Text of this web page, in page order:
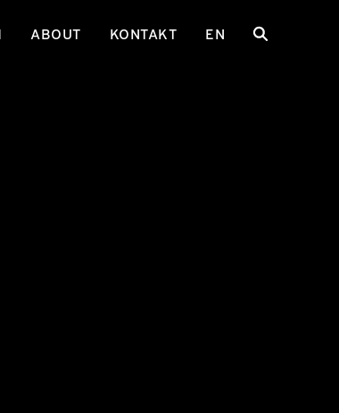
ABOUT KONTAKT EN